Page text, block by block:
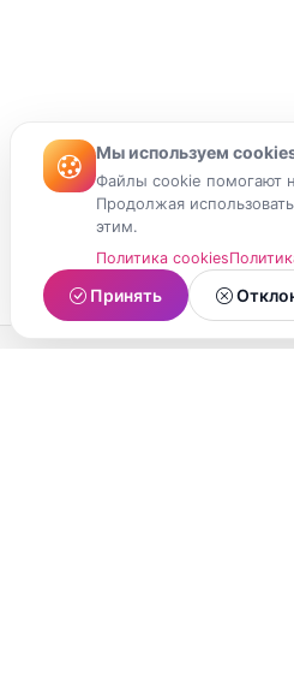
Мы используем
Файлы cookie помогают
Продолжая
этим.
Политика cookies
Принять